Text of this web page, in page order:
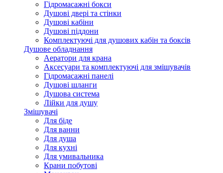
Гідромасажні бокси
Душові двері та стінки
Душові кабіни
Душові піддони
Комплектуючі для душових кабін та боксів
Душове обладнання
Аератори для крана
Аксесуари та комплектуючі для змішувачів
Гідромасажні панелі
Душові шланги
Душова система
Лійки для душу
Змішувачі
Для біде
Для ванни
Для душа
Для кухні
Для умивальника
Крани побутові